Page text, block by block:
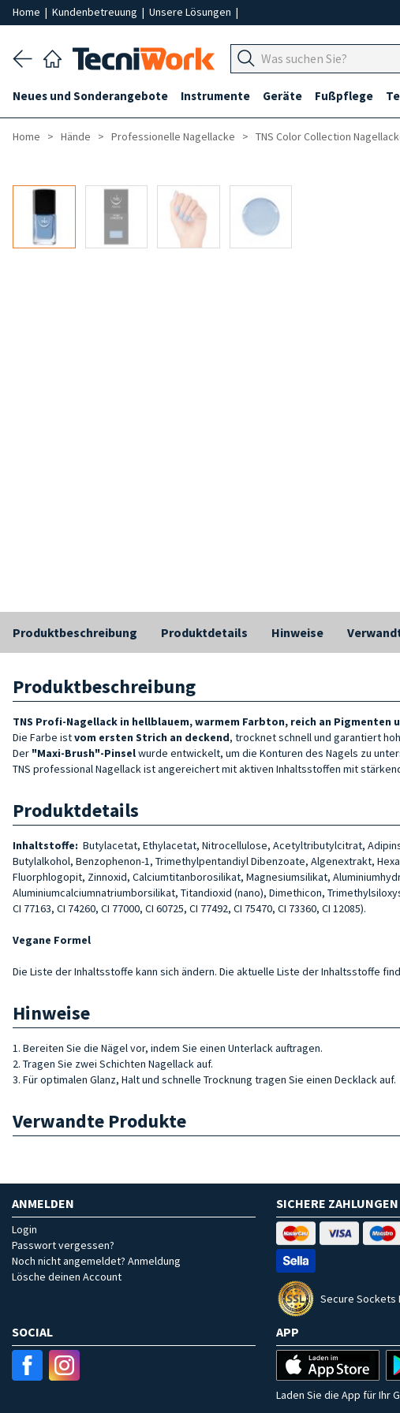
Home | Kundenbetreuung | Unsere Lösungen |
Neues und Sonderangebote Instrumente Geräte Fußpflege
Home Hände Professionelle Nagellacke TNS Color Collection
Produktbeschreibung Produktdetails Hinweise
Produktbeschreibung
TNS Profi-Nagellack in hellblauem, warmem Farbton, reich an
Die Farbe istvom ersten Strich an deckend, trocknet schnell und garantiert
Der "Maxi-Brush"-Pinselwurde entwickelt, um die Konturen des Nagels zu
TNS professional Nagellack ist angereichert mit aktiven Inhaltsstoffen mit
Produktdetails
Inhaltstoffe: Butylacetat, Ethylacetat, Nitrocellulose, Acetyltributylcitrat,
Butylalkohol, Benzophenon-1, Trimethylpentandiyl Dibenzoate, Algenextrakt,
Fluorphlogopit, Zinnoxid, Calciumtitanborosilikat, Magnesiumsilikat,
Aluminiumcalciumnatriumborsilikat, Titandioxid (nano), Dimethicon,
CI 77163, CI 74260, CI 77000, CI 60725, CI 77492, CI 75470, CI 73360, CI 12085).
Vegane Formel
Die Liste der Inhaltsstoffe kann sich ändern. Die aktuelle Liste der Inhaltsstoffe
Hinweise
1. Bereiten Sie die Nägel vor, indem Sie einen Unterlack auftragen.
2. Tragen Sie zwei Schichten Nagellack auf.
3. Für optimalen Glanz, Halt und schnelle Trocknung tragen Sie einen Decklack auf.
Verwandte Produkte
ANMELDEN
Login
Passwort vergessen?
Noch nicht angemeldet? Anmeldung
Lösche deinen Account
SICHERE ZAHLUNGEN
Secure Sockets
SOCIAL APP
Laden Sie die App für Ihr